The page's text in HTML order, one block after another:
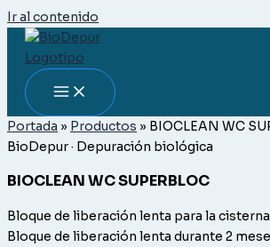
Ir al contenido
Portada » Productos » BIOCLEAN WC
BioDepur · Depuración biológica
BIOCLEAN WC SUPERBLOC
Bloque de liberación lenta para la
Bloque de liberación lenta durante 2